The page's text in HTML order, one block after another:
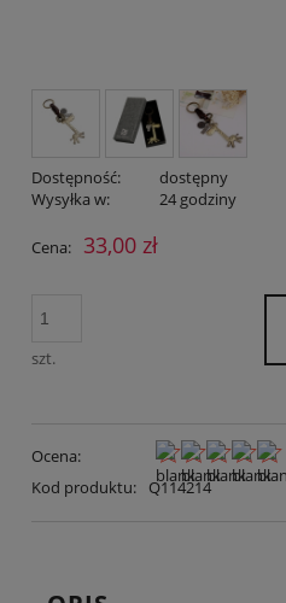
Dostępność:
dostępny
Wysyłka w:
24 godziny
Cena: 33,00 zł
szt.
Ocena:
Kod produktu:
Q114214